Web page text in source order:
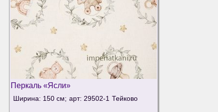
Перкаль «Ясли»
Ширина: 150 см; арт: 29502-1 Тейково